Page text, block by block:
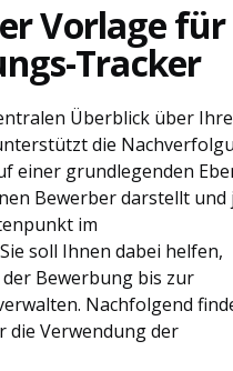
Vorlage für
Tracker
Überblick über Ihre
die
einer grundlegenden
Bewerber darstellt und
im
soll Ihnen dabei helfen,
Bewerbung bis zur
Nachfolgend
die Verwendung der